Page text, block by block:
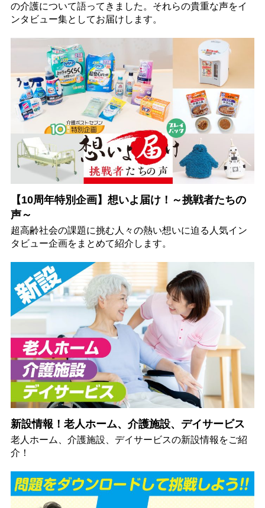
の介護について語ってきました。それらの貴重な声をイ
ンタビュー集としてお届けします。
【10周年特別企画】想いよ届け！～挑戦者たちの
声～
超高齢社会の課題に挑む人々の熱い想いに迫る人気イン
タビュー企画をまとめて紹介します。
新設情報！老人ホーム、介護施設、デイサービス
老人ホーム、介護施設、デイサービスの新設情報をご紹
介！